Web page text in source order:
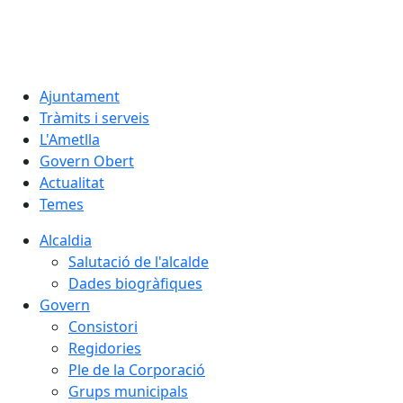
Ajuntament
Tràmits i serveis
L'Ametlla
Govern Obert
Actualitat
Temes
Alcaldia
Salutació de l'alcalde
Dades biogràfiques
Govern
Consistori
Regidories
Ple de la Corporació
Grups municipals